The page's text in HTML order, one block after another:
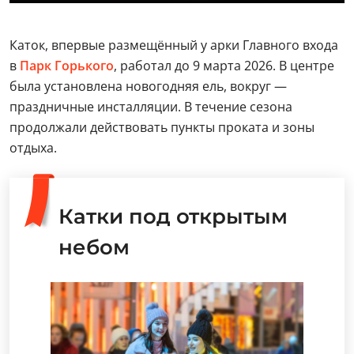
Каток, впервые размещённый у арки Главного входа
в Парк Горького, работал до 9 марта 2026. В центре
была установлена новогодняя ель, вокруг —
праздничные инсталляции. В течение сезона
продолжали действовать пункты проката и зоны
отдыха.
Катки под открытым
небом